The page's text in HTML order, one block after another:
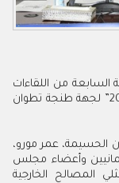
من اللقاءات
التشاورية حول “برنامج التنمية الجهوية 2022 -2027” لجهة طنجة تطوان
عمر مورو،
وأعضاء مجلس
المصالح الخارجية